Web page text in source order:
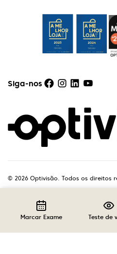
Siga-nos
© 2026 Optivisão. Todos os direitos
Marcar Exame Teste de